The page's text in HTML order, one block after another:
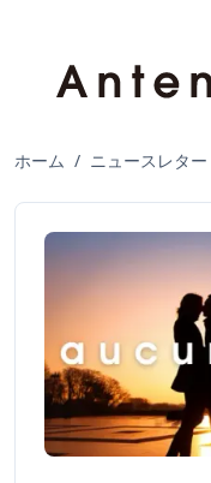
ホーム / ニュースレター